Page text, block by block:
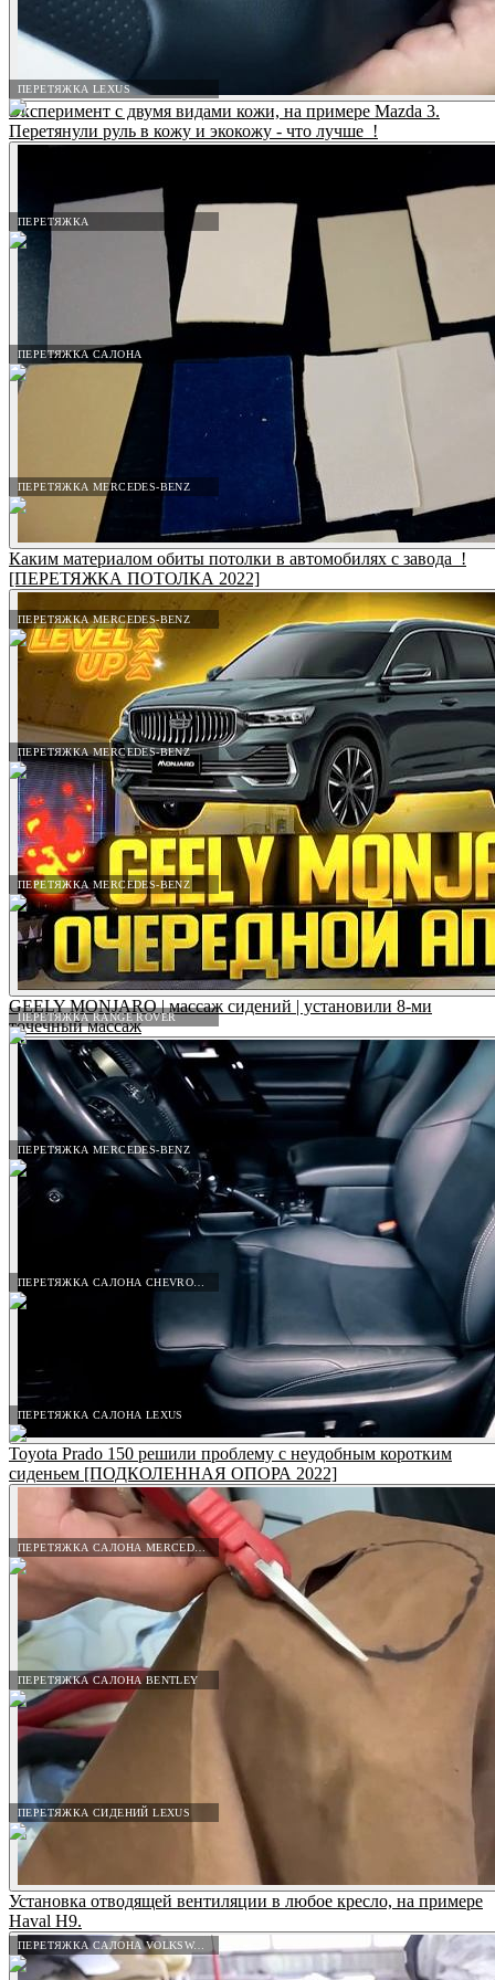
ПЕРЕТЯЖКА LEXUS
ПЕРЕТЯЖКА
ПЕРЕТЯЖКА САЛОНА
ПЕРЕТЯЖКА MERCEDES-BENZ
ПЕРЕТЯЖКА MERCEDES-BENZ
ПЕРЕТЯЖКА MERCEDES-BENZ
ПЕРЕТЯЖКА MERCEDES-BENZ
ПЕРЕТЯЖКА RANGE ROVER
ПЕРЕТЯЖКА MERCEDES-BENZ
ПЕРЕТЯЖКА САЛОНА LEXUS
ПЕРЕТЯЖКА САЛОНА MERCEDES-BENZ
ПЕРЕТЯЖКА САЛОНА BENTLEY
ПЕРЕТЯЖКА СИДЕНИЙ LEXUS
ПЕРЕТЯЖКА САЛОНА VOLKSWAGEN
Эксперимент с двумя видами кожи, на примере Mazda 3.
Перетянули руль в кожу и экокожу - что лучше_!
Каким материалом обиты потолки в автомобилях с завода_!
[ПЕРЕТЯЖКА ПОТОЛКА 2022]
GEELY MONJARO | массаж сидений | установили 8-ми
точечный массаж
Toyota Prado 150 решили проблему с неудобным коротким
сиденьем [ПОДКОЛЕННАЯ ОПОРА 2022]
Установка отводящей вентиляции в любое кресло, на примере
Haval H9.